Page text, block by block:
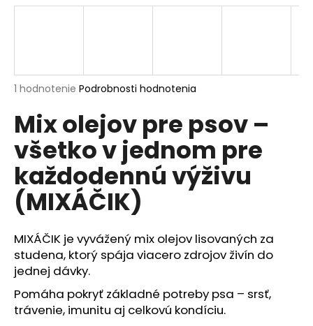
Priemerné
produktu
je
z
5
hviezdičiek.
1 hodnotenie Podrobnosti hodnotenia
Mix olejov pre psov –
všetko v jednom pre
každodennú výživu
(MIXÁČIK)
MIXÁČIK je vyvážený mix olejov lisovaných za
studena, ktorý spája viacero zdrojov živín do
jednej dávky.
Pomáha pokryť základné potreby psa – srsť,
trávenie, imunitu aj celkovú kondíciu.
ť
?
HĽADAŤ
d
p
o
r
ú
č